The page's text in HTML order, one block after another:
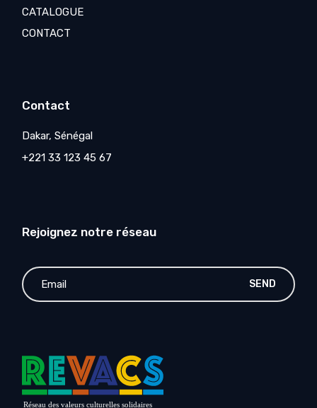
CATALOGUE
CONTACT
Contact
Dakar, Sénégal
+221 33 123 45 67
Rejoignez notre réseau
SEND
Réseau des valeurs culturelles solidaires